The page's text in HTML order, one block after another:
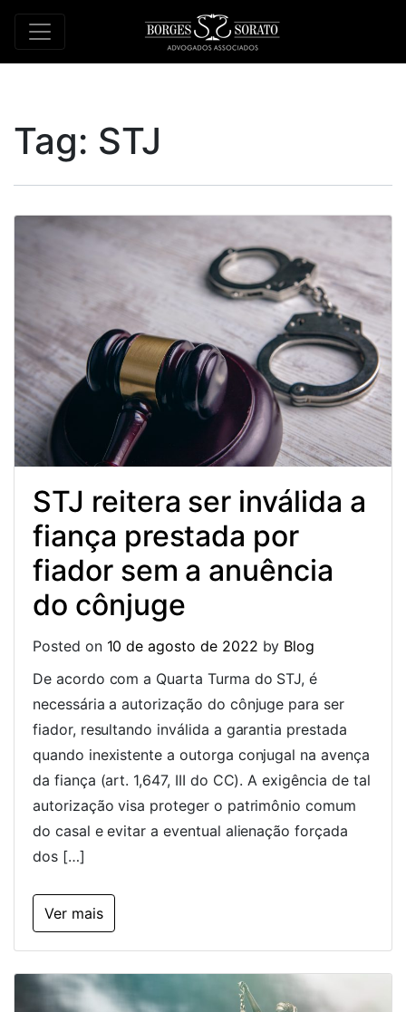
Tag: STJ
STJ reitera ser inválida a
fiança prestada por
fiador sem a anuência
do cônjuge
Posted on 10 de agosto de 2022 by Blog
De acordo com a Quarta Turma do STJ, é
necessária a autorização do cônjuge para ser
fiador, resultando inválida a garantia prestada
quando inexistente a outorga conjugal na avença
da fiança (art. 1,647, III do CC). A exigência de tal
autorização visa proteger o patrimônio comum
do casal e evitar a eventual alienação forçada
dos […]
Ver mais